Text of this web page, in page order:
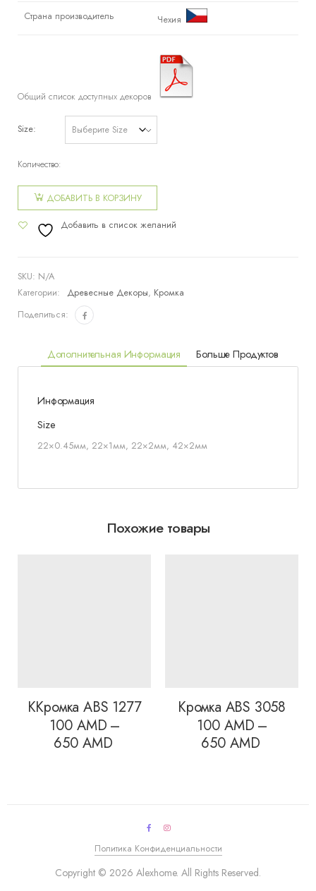
Страна производитель Чехия
Общий список доступных декоров
Size
Количество:
товара
Кромка
ABS 1401
ДОБАВИТЬ В КОРЗИНУ
Добавить в список желаний
SKU: N/A
Категории:
Древесные Декоры, Кромка
Поделиться:
Дополнительная Информация Больше Продуктов
Информация
Size
22×0.45мм, 22×1мм, 22×2мм, 42×2мм
Похожие товары
ККромка ABS 1277
100 AMD –
650 AMD
Диапазон
цен:
Кромка ABS 3058
100 AMD –
650 AMD
Диапазон
цен:
Copyright © 2026 Alexhome. All Rights Reserved.
Политика Конфиденциальности